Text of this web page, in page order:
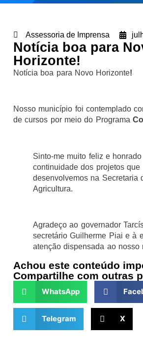
Assessoria de Imprensa
Notícia boa para
Horizonte!
Notícia boa para Novo Horizonte!
Nosso município foi contemplado
de cursos por meio do Programa
Sinto-me muito feliz e
continuidade dos projetos que
desenvolvemos na Secretaria
Agricultura.
Agradeço ao governador
secretário Guilherme Piai e à
atenção dispensada ao nosso
Achou este conteúdo
Compartilhe com outras
WhatsApp
Telegram X